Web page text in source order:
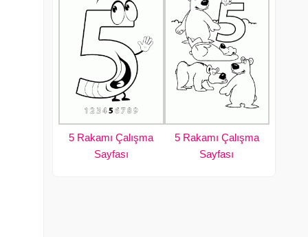
5 Rakamı Çalışma
Sayfası
5 Rakamı Çalışma
Sayfası